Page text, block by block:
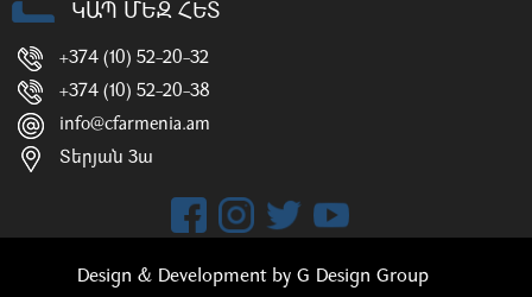
ԿԱՊ ՄԵԶ ՀԵՏ
+374 (10) 52-20-32
+374 (10) 52-20-38
info@cfarmenia.am
Տերյան 3ա
Design & Development by G Design Group